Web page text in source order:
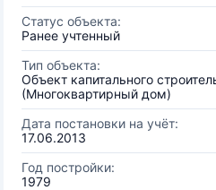
Статус объекта:
Ранее учтенный
Тип объекта:
Объект капитального
(Многоквартирный дом)
Дата постановки на учёт:
17.06.2013
Год постройки:
1979